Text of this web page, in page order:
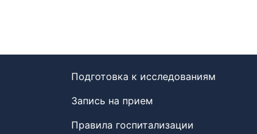
Подготовка к исследованиям
Запись на прием
Правила госпитализации